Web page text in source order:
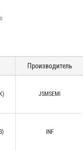
Производитель
JSMSEMI
INF